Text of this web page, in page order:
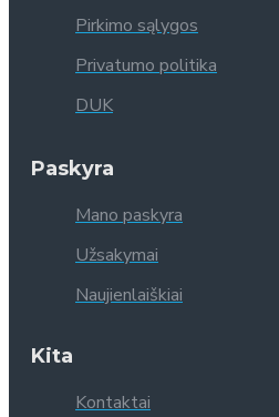
Pirkimo sąlygos
Privatumo politika
DUK
Paskyra
Mano paskyra
Užsakymai
Naujienlaiškiai
Kita
Kontaktai